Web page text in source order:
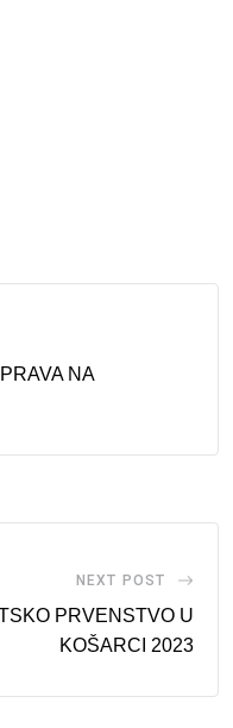
NA
NEXT POST
PRVENSTVO U
KOŠARCI 2023